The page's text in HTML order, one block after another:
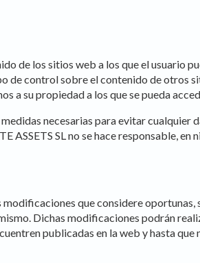
de los sitios web a los que el usuario
de control sobre el contenido de otros
su propiedad a los que se pueda
necesarias para evitar
ASSETS SL no se hace responsable,
modificaciones que considere
Dichas modificaciones podrán
publicadas en la web y hasta
to collect information in order to improve
being able, if he so wishes, to
although he must bear in mind that such
the website.
analysis of the behavior of the users of this